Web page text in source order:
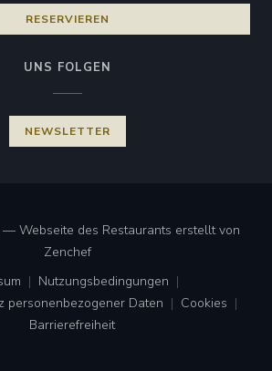
RESERVIEREN
UNS FOLGEN
NEWSLETTER
— Webseite des Restaurants erstellt von
Zenchef((öffnet ein neues Fenster))
ein neues Fenster))
Nutzungsbedingungen
((öffnet ein neues Fenster))
personenbezogener Daten
((öffnet ein neues Fenster))
Cookies
((öffnet
Barrierefreiheit
((öffnet ein neues Fenster))